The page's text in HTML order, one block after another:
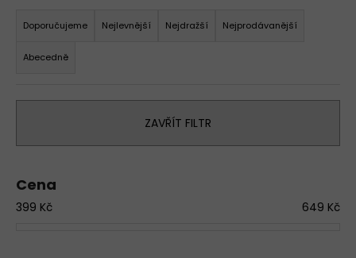
a
r
d
u
Doporučujeme Nejlevnější Nejdražší Nejprodávanější
Abecedně
ZAVŘÍT FILTR
Cena
399 Kč 649 Kč
?
D
u
č